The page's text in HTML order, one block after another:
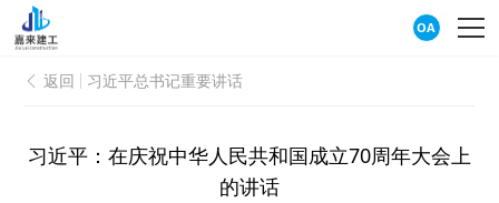
OA
 返回 习近平总书记重要讲话
习近平：在庆祝中华人民共和国成立70周年大会上
的讲话